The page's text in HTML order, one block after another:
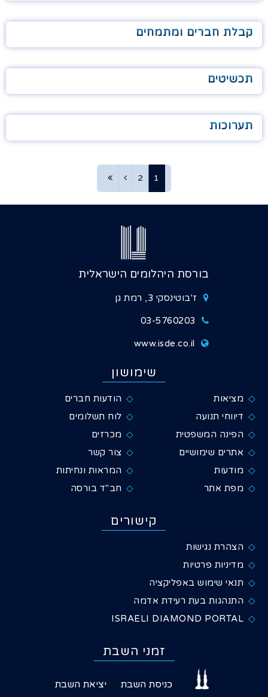
קבלת חברים ומתמחים
תכשיטים
תערוכות
1
2
בורסת היהלומים הישראלית
ז'בוטינסקי 3, רמת גן
03-5760203
www.isde.co.il
שימושון
מציאות
הודעות חברים
דיווחי תנועה
לוח תשלומים
הפינה המשפטית
מכרזים
אתרים שימושיים
צור קשר
מודעות
המראות ונחיתות
מפת אתר
חב"ד בורסה
קישורים
הצהרת נגישות
מדיניות פרטיות
תנאי שימוש באפליקציה
התנהגות בעת רעידת אדמה
ISRAELI DIAMOND PORTAL
זמני השבת
כניסת השבת יציאת השבת